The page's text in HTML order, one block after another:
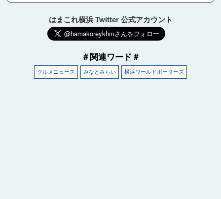
はまこれ横浜 Twitter 公式アカウント
＃関連ワード＃
グルメニュース みなとみらい 横浜ワールドポーターズ